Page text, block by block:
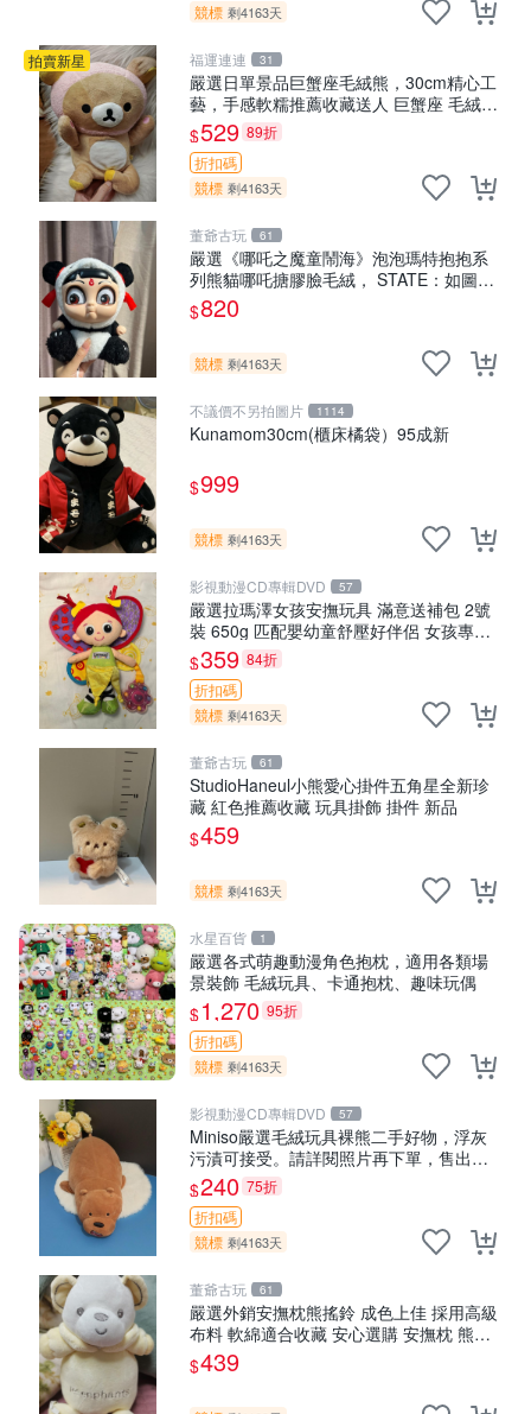
競標 剩4163天
拍賣新星 福運連連 31
嚴選日單景品巨蟹座毛絨熊，30cm精心工
藝，手感軟糯推薦收藏送人 巨蟹座 毛絨玩
具 精緻做工
$529 89折
折扣碼
競標 剩4163天
董爺古玩 61
嚴選《哪吒之魔童鬧海》泡泡瑪特抱抱系
列熊貓哪吒搪膠臉毛絨， STATE：如圖顯
示 哪吒 毛絨公仔 泡泡瑪特
$820
競標 剩4163天
不議價不另拍圖片 1114
Kunamom30cm(櫃床橘袋）95成新
$999
競標 剩4163天
影視動漫CD專輯DVD 57
嚴選拉瑪澤女孩安撫玩具 滿意送補包 2號
裝 650g 匹配嬰幼童舒壓好伴侶 女孩專用
安心選擇 安撫玩偶 衝包 玩具
$359 84折
折扣碼
競標 剩4163天
董爺古玩 61
StudioHaneul小熊愛心掛件五角星全新珍
藏 紅色推薦收藏 玩具掛飾 掛件 新品
$459
競標 剩4163天
水星百貨 1
嚴選各式萌趣動漫角色抱枕，適用各類場
景裝飾 毛絨玩具、卡通抱枕、趣味玩偶
$1,270 95折
折扣碼
競標 剩4163天
影視動漫CD專輯DVD 57
Miniso嚴選毛絨玩具裸熊二手好物，浮灰
污漬可接受。請詳閱照片再下單，售出不
退不換。全新品相收藏推薦。 裸熊 毛絨玩
具 收藏
$240 75折
折扣碼
競標 剩4163天
董爺古玩 61
嚴選外銷安撫枕熊搖鈴 成色上佳 採用高級
布料 軟綿適合收藏 安心選購 安撫枕 熊玩
具 搖鈴
$439